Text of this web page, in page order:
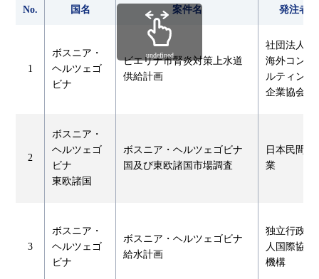
No. 国名 案件名 発注者
1
ボスニア・
ヘルツェゴ
ビナ
ビエリナ市腎炎対策上水道
供給計画
社団法人
海外コンサ
ルティング
企業協会
2
ボスニア・
ヘルツェゴ
ビナ
東欧諸国
ボスニア・ヘルツェゴビナ
国及び東欧諸国市場調査
日本民間企
業
3
ボスニア・
ヘルツェゴ
ビナ
ボスニア・ヘルツェゴビナ
給水計画
独立行政法
人国際協力
機構
undefined